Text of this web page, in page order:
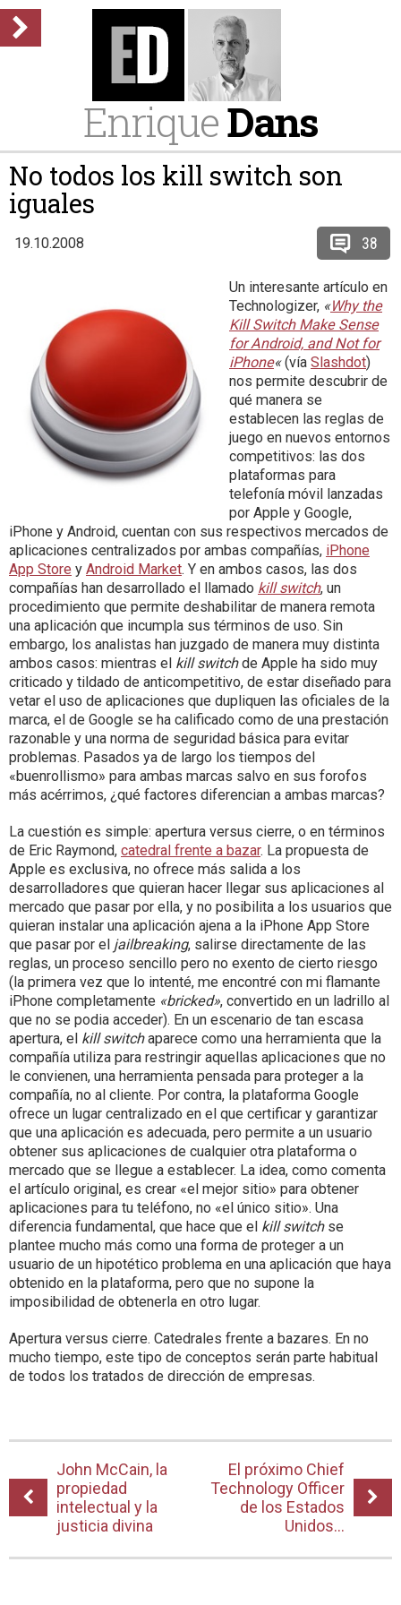
EnriqueDans
No todos los kill switch son
iguales
19.10.2008 38
Un interesante artículo en
Technologizer, «Why the
Kill Switch Make Sense
for Android, and Not for
iPhone«(vía Slashdot)
nos permite descubrir de
qué manera se
establecen las reglas de
juego en nuevos entornos
competitivos: las dos
plataformas para
telefonía móvil lanzadas
por Apple y Google,
iPhone y Android, cuentan con sus respectivos mercados de
aplicaciones centralizados por ambas compañías, iPhone
App Store y Android Market. Y en ambos casos, las dos
compañías han desarrollado el llamado kill switch, un
procedimiento que permite deshabilitar de manera remota
una aplicación que incumpla sus términos de uso. Sin
embargo, los analistas han juzgado de manera muy distinta
ambos casos: mientras el kill switchde Apple ha sido muy
criticado y tildado de anticompetitivo, de estar diseñado para
vetar el uso de aplicaciones que dupliquen las oficiales de la
marca, el de Google se ha calificado como de una prestación
razonable y una norma de seguridad básica para evitar
problemas. Pasados ya de largo los tiempos del
«buenrollismo» para ambas marcas salvo en sus forofos
más acérrimos, ¿qué factores diferencian a ambas marcas?
La cuestión es simple: apertura versus cierre, o en términos
de Eric Raymond, catedral frente a bazar. La propuesta de
Apple es exclusiva, no ofrece más salida a los
desarrolladores que quieran hacer llegar sus aplicaciones al
mercado que pasar por ella, y no posibilita a los usuarios que
quieran instalar una aplicación ajena a la iPhone App Store
que pasar por el jailbreaking, salirse directamente de las
reglas, un proceso sencillo pero no exento de cierto riesgo
(la primera vez que lo intenté, me encontré con mi flamante
iPhone completamente «bricked», convertido en un ladrillo al
que no se podia acceder). En un escenario de tan escasa
apertura, el kill switchaparece como una herramienta que la
compañía utiliza para restringir aquellas aplicaciones que no
le convienen, una herramienta pensada para proteger a la
compañía, no al cliente. Por contra, la plataforma Google
ofrece un lugar centralizado en el que certificar y garantizar
que una aplicación es adecuada, pero permite a un usuario
obtener sus aplicaciones de cualquier otra plataforma o
mercado que se llegue a establecer. La idea, como comenta
el artículo original, es crear «el mejor sitio» para obtener
aplicaciones para tu teléfono, no «el único sitio». Una
diferencia fundamental, que hace que el kill switchse
plantee mucho más como una forma de proteger a un
usuario de un hipotético problema en una aplicación que haya
obtenido en la plataforma, pero que no supone la
imposibilidad de obtenerla en otro lugar.
Apertura versus cierre. Catedrales frente a bazares. En no
mucho tiempo, este tipo de conceptos serán parte habitual
de todos los tratados de dirección de empresas.
John McCain, la
propiedad
intelectual y la
justicia divina
El próximo Chief
Technology Officer
de los Estados
Unidos…